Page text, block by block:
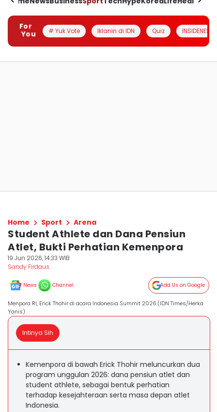
For
You
# Yuk Vote Iklanin di IDN Quiz INSIDENESIA
Home Sport Arena
Student Athlete dan Dana Pensiun
Atlet, Bukti Perhatian Kemenpora
19 Jun 2026, 14:33 WIB
Sandy Firdaus
News Channel Add Us on Google
Menpora RI, Erick Thohir di acara Indonesia Summit 2026.(IDN Times/Herka
Yanis)
Intinya Sih
Kemenpora di bawah Erick Thohir meluncurkan dua
program unggulan 2026: dana pensiun atlet dan
student athlete, sebagai bentuk perhatian
terhadap kesejahteraan serta masa depan atlet
Indonesia.